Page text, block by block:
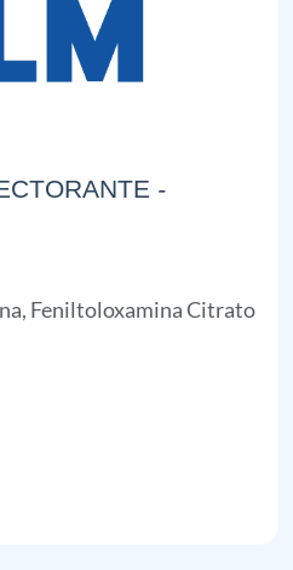
-
Feniltoloxamina Citrato